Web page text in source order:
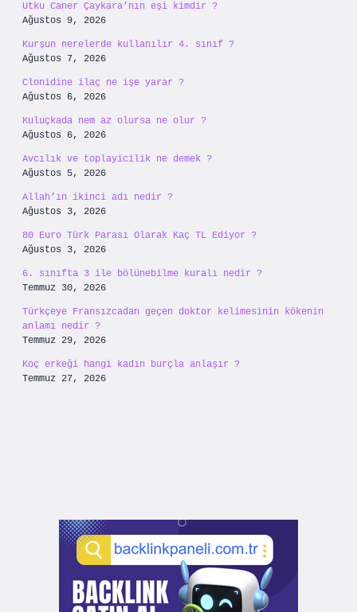
Utku Caner Çaykara’nın eşi kimdir ?
Ağustos 9, 2026
Kurşun nerelerde kullanılır 4. sınıf ?
Ağustos 7, 2026
Clonidine ilaç ne işe yarar ?
Ağustos 6, 2026
Kuluçkada nem az olursa ne olur ?
Ağustos 6, 2026
Avcılık ve toplayicilik ne demek ?
Ağustos 5, 2026
Allah’ın ikinci adı nedir ?
Ağustos 3, 2026
80 Euro Türk Parası Olarak Kaç TL Ediyor ?
Ağustos 3, 2026
6. sınıfta 3 ile bölünebilme kuralı nedir ?
Temmuz 30, 2026
Türkçeye Fransızcadan geçen doktor kelimesinin kökenin
anlamı nedir ?
Temmuz 29, 2026
Koç erkeği hangi kadın burçla anlaşır ?
Temmuz 27, 2026